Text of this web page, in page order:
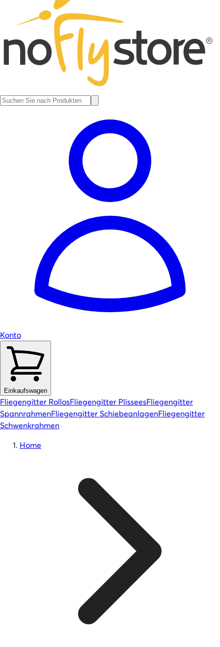
Konto
Einkaufswagen
Fliegengitter RollosFliegengitter PlisseesFliegengitter
SpannrahmenFliegengitter SchiebeanlagenFliegengitter
Schwenkrahmen
Home